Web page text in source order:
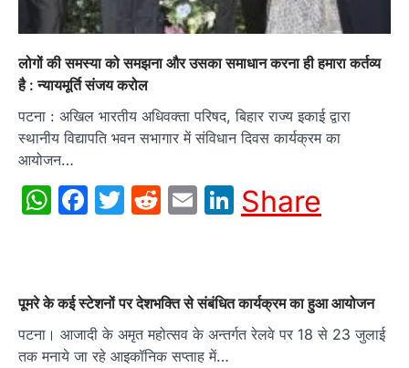
लोगों की समस्या को समझना और उसका समाधान करना ही हमारा कर्तव्य
है : न्यायमूर्ति संजय करोल
पटना : अखिल भारतीय अधिवक्ता परिषद, बिहार राज्य इकाई द्वारा
स्थानीय विद्यापति भवन सभागार में संविधान दिवस कार्यक्रम का
आयोजन…
WhatsApp
Facebook
Twitter
Reddit
EmailLinkedIn
Share
पूमरे के कई स्टेशनों पर देशभक्ति से संबंधित कार्यक्रम का हुआ आयोजन
पटना। आजादी के अमृत महोत्सव के अन्तर्गत रेलवे पर 18 से 23 जुलाई
तक मनाये जा रहे आइकॉनिक सप्ताह में…